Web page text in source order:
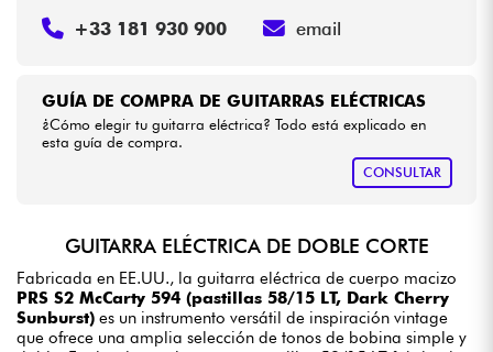
GUÍA DE COMPRA DE GUITARRAS ELÉCTRICAS
¿Cómo elegir tu guitarra eléctrica? Todo está explicado en
esta guía de compra.
CONSULTAR
+33 181 930 900 email
GUITARRA ELÉCTRICA DE DOBLE CORTE
Fabricada en EE.UU., la guitarra eléctrica de cuerpo macizo
PRS S2 McCarty 594 (pastillas 58/15 LT, Dark Cherry
Sunburst) es un instrumento versátil de inspiración vintage
que ofrece una amplia selección de tonos de bobina simple y